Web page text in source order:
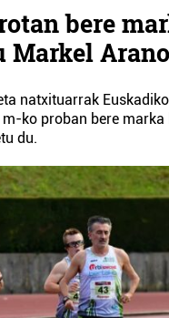
bere
Markel
natxituarrak
m-ko proban bere
du.